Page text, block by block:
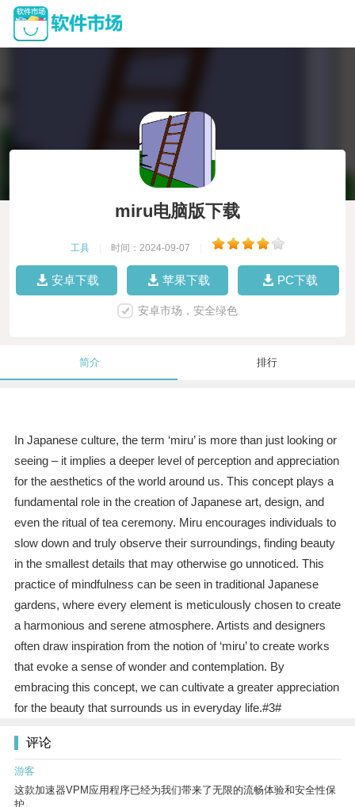
miru电脑版下载
工具 时间：2024-09-07
安卓下载 苹果下载 PC下载
安卓市场，安全绿色
简介 排行
In Japanese culture, the term ‘miru’ is more than just looking or
seeing – it implies a deeper level of perception and appreciation
for the aesthetics of the world around us. This concept plays a
fundamental role in the creation of Japanese art, design, and
even the ritual of tea ceremony. Miru encourages individuals to
slow down and truly observe their surroundings, finding beauty
in the smallest details that may otherwise go unnoticed. This
practice of mindfulness can be seen in traditional Japanese
gardens, where every element is meticulously chosen to create
a harmonious and serene atmosphere. Artists and designers
often draw inspiration from the notion of ‘miru’ to create works
that evoke a sense of wonder and contemplation. By
embracing this concept, we can cultivate a greater appreciation
for the beauty that surrounds us in everyday life.#3#
评论
游客
这款加速器VPM应用程序已经为我们带来了无限的流畅体验和安全性保
护。